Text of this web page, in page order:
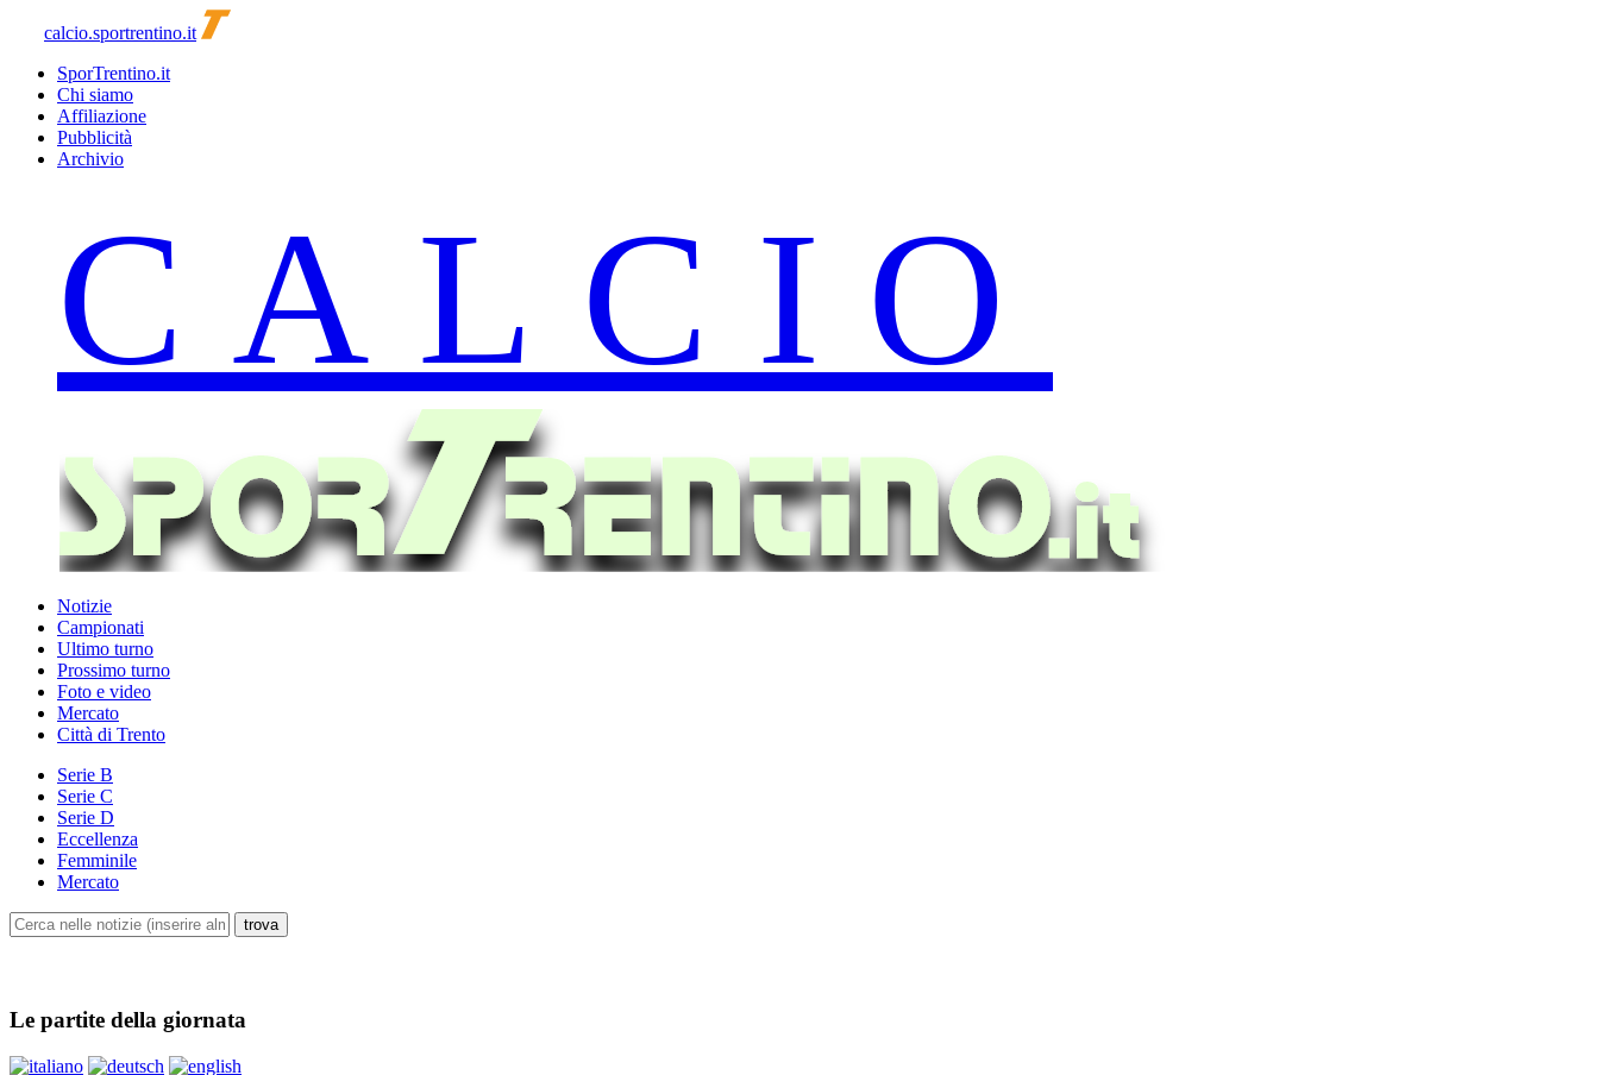
calcio.sportrentino.it
SporTrentino.it
Chi siamo
Affiliazione
Pubblicità
Archivio
Notizie
Campionati
Ultimo turno
Prossimo turno
Foto e video
Mercato
Città di Trento
Serie B
Serie C
Serie D
Eccellenza
Femminile
Mercato
Le partite della giornata